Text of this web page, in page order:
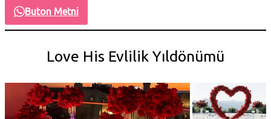
Buton Metni
Love His Evlilik Yıldönümü